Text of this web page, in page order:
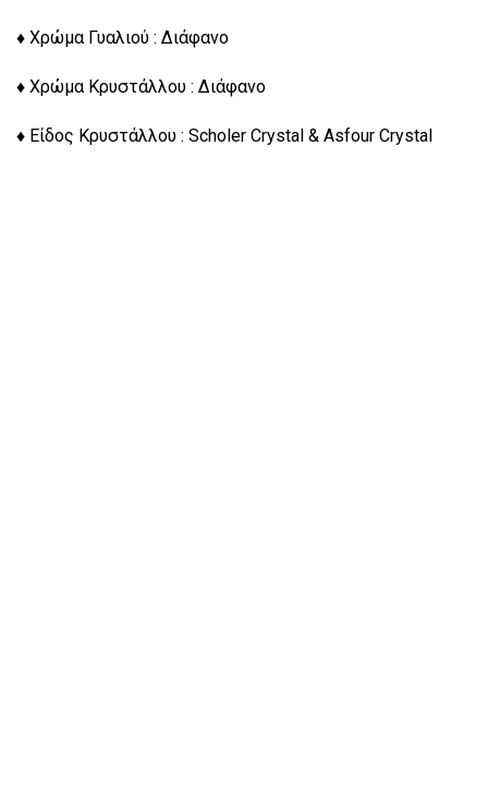
♦ Χρώμα Γυαλιού : Διάφανο
♦ Χρώμα Κρυστάλλου : Διάφανο
♦ Είδος Κρυστάλλου : Scholer Crystal & Asfour Crystal